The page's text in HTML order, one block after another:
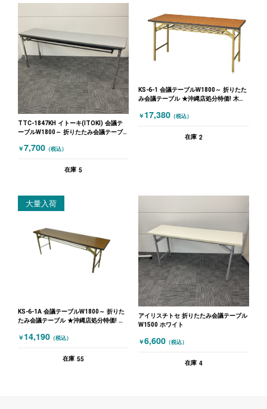
TTC-1847KH イトーキ(ITOKI) 会議テ
ーブルW1800～ 折りたたみ会議テーブ
￥7,700 （税込）
在庫 5
KS-6-1 会議テーブルW1800～ 折りたた
み会議テーブル ★沖縄店処分特価! 木目
￥ 17,380 （税込）
在庫 2
大量入荷
KS-6-1A 会議テーブルW1800～ 折りた
たみ会議テーブル ★沖縄店処分特価! 木
￥ 14,190 （税込）
在庫 55
アイリスチトセ 折りたたみ会議テーブル
W1500 ホワイト
￥6,600 （税込）
在庫 4